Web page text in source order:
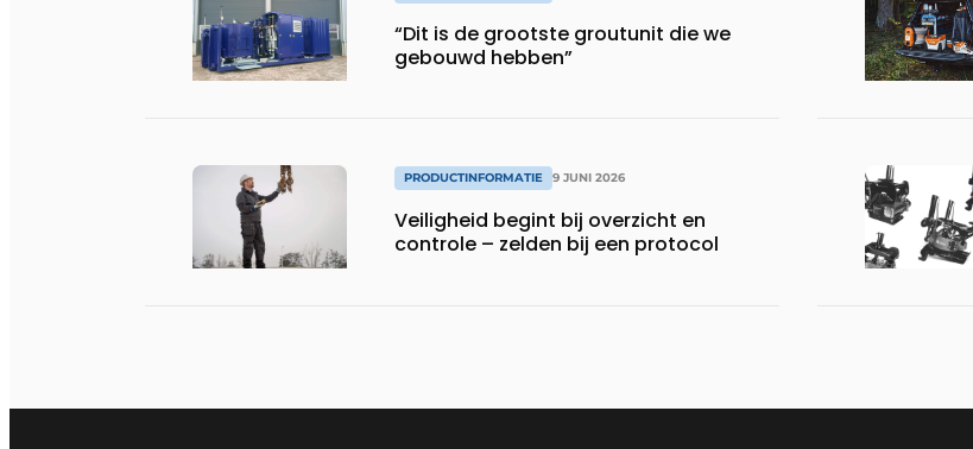
“Dit is de grootste groutunit die we
gebouwd hebben”
PRODUCTINFORMATIE 9 JUNI 2026
Veiligheid begint bij overzicht en
controle – zelden bij een protocol